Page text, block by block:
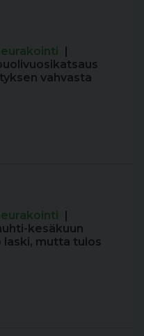
|
vahvasta
|
kesäkuun
laski, mutta tulos